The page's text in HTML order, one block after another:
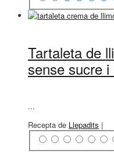
Tartaleta de
sense sucre
...
Recepta de Llepadits |